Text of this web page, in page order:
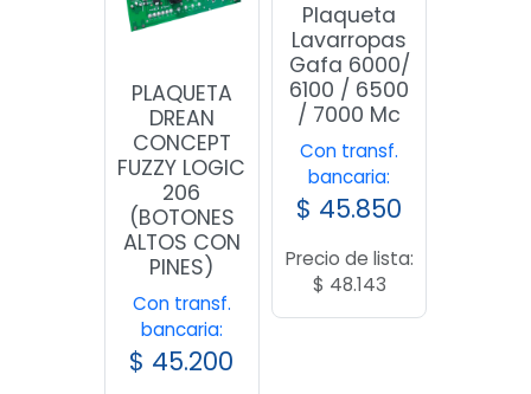
PLAQUETA
DREAN
CONCEPT
FUZZY LOGIC
206
(BOTONES
ALTOS CON
PINES)
Con transf.
bancaria:
$ 45.200
Plaqueta
Lavarropas
Gafa 6000/
6100 / 6500
/ 7000 Mc
Con transf.
bancaria:
$ 45.850
Precio de lista:
$ 48.143